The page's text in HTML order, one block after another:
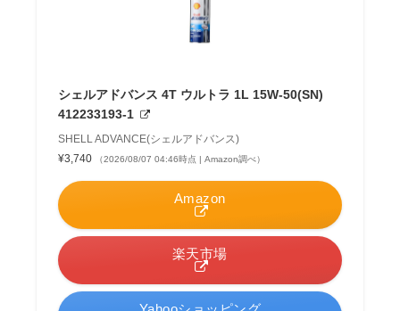
シェルアドバンス 4T ウルトラ 1L 15W-50(SN)
412233193-1
SHELL ADVANCE(シェルアドバンス)
¥3,740
（2026/08/07 04:46時点 | Amazon調べ）
Amazon
楽天市場